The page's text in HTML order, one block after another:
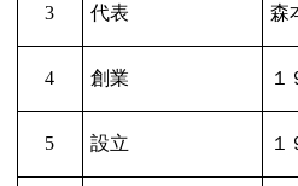
3 代表 森
4 創業 １
5 設立 １